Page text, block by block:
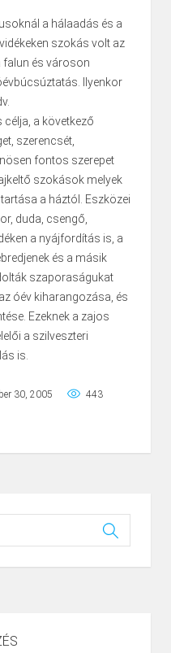
a hálaadás és a
szokás volt az
falun és városon
Ilyenkor
a következő
szerencsét,
fontos szerepet
szokások melyek
a háztól. Eszközei
duda, csengő,
a nyájfordítás is, a
és a másik
szaporaságukat
óév kiharangozása, és
Ezeknek a zajos
a szilveszteri
is.
30, 2005 443